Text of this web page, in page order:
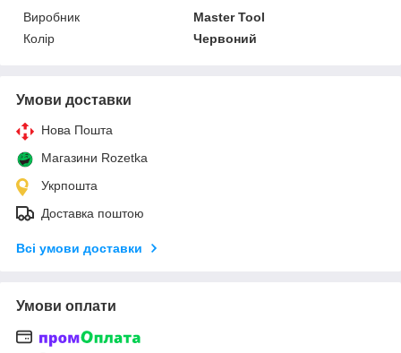
Виробник
Master Tool
Колір
Червоний
Умови доставки
Нова Пошта
Магазини Rozetka
Укрпошта
Доставка поштою
Всі умови доставки
Умови оплати